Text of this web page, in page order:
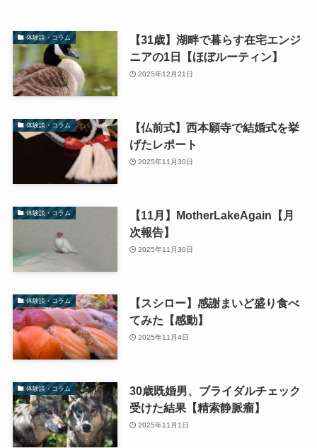
体験談・コラム
【31歳】湖畔で暮らす在宅エンジ
ニアの1日【ほぼルーティン】
2025年12月21日
体験談・コラム
【仏前式】西本願寺で結婚式を挙
げたレポート
2025年11月30日
体験談・コラム
【11月】MotherLakeAgain【月
次報告】
2025年11月30日
体験談・コラム
【スシロー】感謝まいど盛り食べ
てみた【感動】
2025年11月4日
体験談・コラム
30歳既婚男、ブライダルチェック
受けた結果【精索静脈瘤】
2025年11月1日